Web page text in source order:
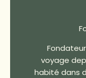
voyage
habité dans